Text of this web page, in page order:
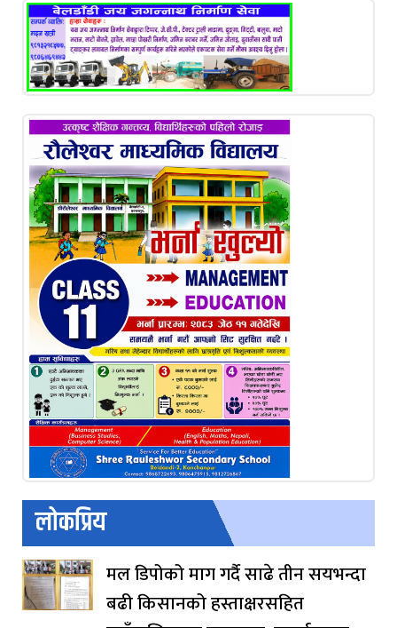
लोकप्रिय
मल डिपोको माग गर्दै साढे तीन सयभन्दा
बढी किसानको हस्ताक्षरसहित